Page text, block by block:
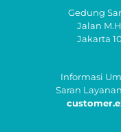
Gedung
Jalan
Jakarta
Informasi
Saran